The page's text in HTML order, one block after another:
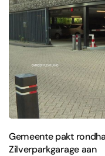
Gemeente pakt
Zilverparkgarage aan